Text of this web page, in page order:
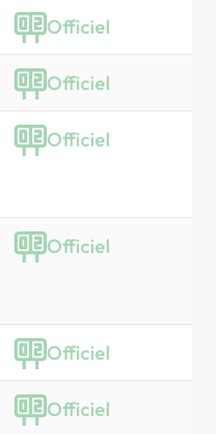
Officiel
Officiel
Officiel
Officiel
Officiel
Officiel